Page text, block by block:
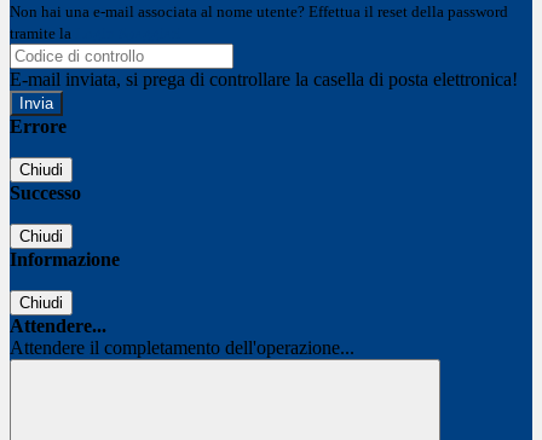
Non hai una e-mail associata al nome utente? Effettua il reset della password
tramite la
E-mail inviata, si prega di controllare la casella di posta elettronica!
Errore
Chiudi
Successo
Chiudi
Informazione
Chiudi
Attendere...
Attendere il completamento dell'operazione...